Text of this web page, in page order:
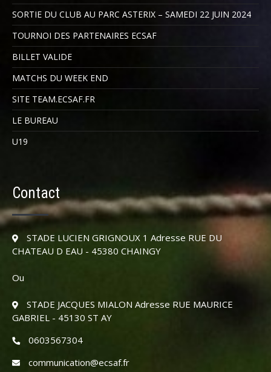
SORTIE DU CLUB AU PARC ASTERIX – SAMEDI 22 JUIN 2024
TOURNOI DES PARTENAIRES ECSAF
BILLET VALIDE
MATCHS DU WEEK END
SITE TEAM.ECSAF.FR
LE BUREAU
U19
Contact
STADE LUCIEN GRIGNOUX 1 Adresse RUE DU
CHATEAU D EAU - 45380 CHAINGY
Ou
STADE JACQUES MIALON Adresse RUE MAURICE
GABRIEL - 45130 ST AY
0603567304
communication@ecsaf.fr